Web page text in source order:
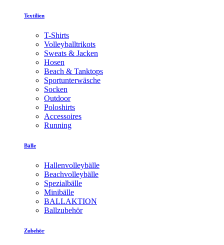
Textilien
T-Shirts
Volleyballtrikots
Sweats & Jacken
Hosen
Beach & Tanktops
Sportunterwäsche
Socken
Outdoor
Poloshirts
Accessoires
Running
Bälle
Hallenvolleybälle
Beachvolleybälle
Spezialbälle
Minibälle
BALLAKTION
Ballzubehör
Zubehör